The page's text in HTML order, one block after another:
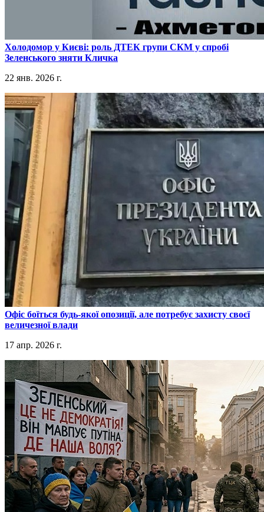
​Холодомор у Києві: роль ДТЕК групи СКМ у спробі
Зеленського зняти Кличка
22 янв. 2026 г.
​Офіс боїться будь-якої опозиції, але потребує захисту своєї
величезної влади
17 апр. 2026 г.